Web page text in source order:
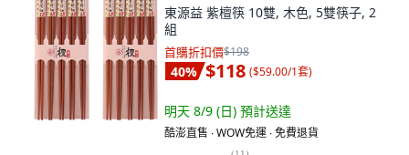
東源益 紫檀筷 10雙, 木色, 5雙筷子, 2
組
首購折扣價$198
40% $118 ($59.00/1套)
明天 8/9 (日) 預計送達
酷澎直售 ∙ WOW免運 ∙ 免費退貨